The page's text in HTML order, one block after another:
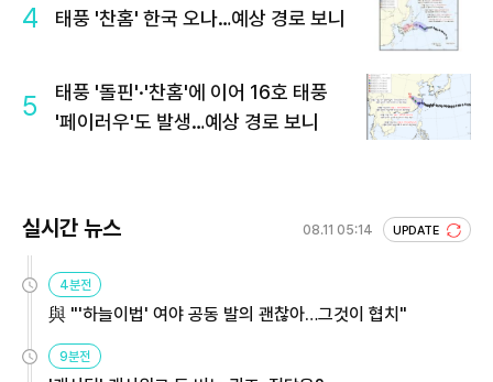
4 태풍 '찬홈' 한국 오나…예상 경로 보니
5
태풍 '돌핀'·'찬홈'에 이어 16호 태풍
'페이러우'도 발생…예상 경로 보니
실시간 뉴스 08.11 05:14 UPDATE
4분전
與 "'하늘이법' 여야 공동 발의 괜찮아…그것이 협치"
9분전